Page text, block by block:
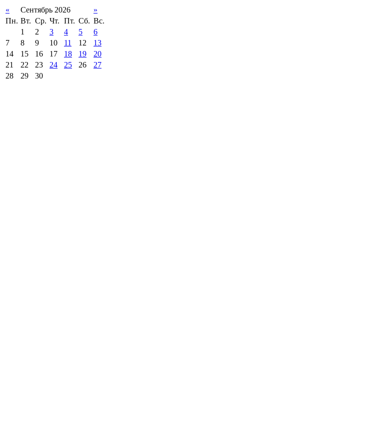
« Сентябрь 2026
»
Пн. Вт. Ср. Чт. Пт. Сб. Вс.
1
2 3 4 5
6
7
8 9 10 11 12
13
14
15 16 17 18 19
20
21
22 23 24 25 26
27
28
29 30